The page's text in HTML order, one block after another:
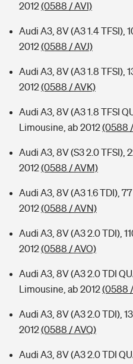
2012(0588 / AVI)
Audi A3, 8V (A3 1.4 TFSI),
2012(0588 / AVJ)
Audi A3, 8V (A3 1.8 TFSI),
2012(0588 / AVK)
Audi A3, 8V (A3 1.8 TFSI
Limousine, ab 2012(0588
Audi A3, 8V (S3 2.0 TFSI),
2012(0588 / AVM)
Audi A3, 8V (A3 1.6 TDI),
2012(0588 / AVN)
Audi A3, 8V (A3 2.0 TDI),
2012(0588 / AVO)
Audi A3, 8V (A3 2.0 TDI
Limousine, ab 2012(0588
Audi A3, 8V (A3 2.0 TDI),
2012(0588 / AVQ)
Audi A3, 8V (A3 2.0 TDI